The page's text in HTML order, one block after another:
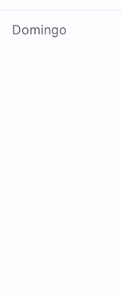
Domingo